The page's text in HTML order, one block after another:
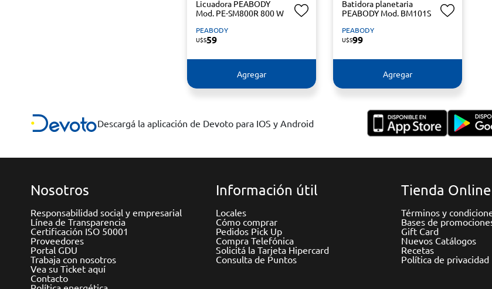
Licuadora PEABODY
Mod. PE-SM800R 800 W
PEABODY
U$S59
Agregar
Batidora planetaria
PEABODY Mod. BM101S
PEABODY
U$S99
Agregar
Descargá la aplicación de Devoto para IOS y Android
Nosotros
Responsabilidad social y empresarial
Línea de Transparencia
Certificación ISO 50001
Proveedores
Portal GDU
Trabaja con nosotros
Vea su Ticket aquí
Contacto
Información útil
Locales
Cómo comprar
Pedidos Pick Up
Compra Telefónica
Solicitá la Tarjeta Hipercard
Consulta de Puntos
Tienda Online
Términos y
Bases de
Gift Card
Nuevos Catálogos
Recetas
Política de privacidad